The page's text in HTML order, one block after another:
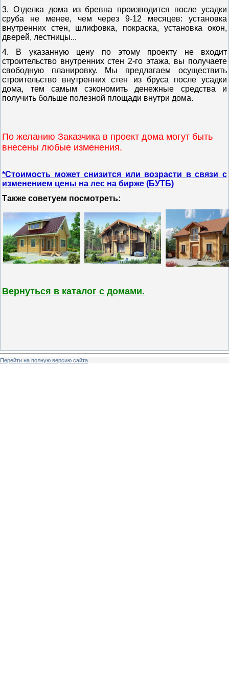
3. Отделка дома из бревна производится после усадки
сруба не менее, чем через 9-12 месяцев: установка
внутренних стен, шлифовка, покраска, установка окон,
дверей, лестницы...
4. В указанную цену по этому проекту не входит
строительство внутренних стен 2-го этажа, вы получаете
свободную планировку.
Мы предлагаем осуществить
строительство внутренних стен из бруса после усадки
дома, тем самым сэкономить денежные средства и
получить больше полезной площади внутри дома.
По желанию Заказчика в проект дома могут быть
внесены любые изменения.
*Стоимость может снизится или возрасти в связи с
изменением цены на лес на бирже (БУТБ)
Также советуем посмотреть:
Вернуться в каталог с домами.
Перейти на полную версию сайта